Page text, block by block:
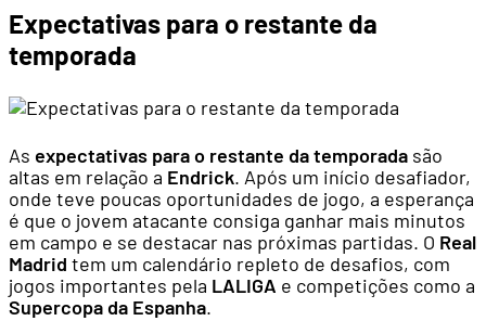
Expectativas para o restante da
temporada
As expectativas para o restante da temporada são
altas em relação a Endrick. Após um início desafiador,
onde teve poucas oportunidades de jogo, a esperança
é que o jovem atacante consiga ganhar mais minutos
em campo e se destacar nas próximas partidas. O Real
Madrid tem um calendário repleto de desafios, com
jogos importantes pela LALIGA e competições como a
Supercopa da Espanha.